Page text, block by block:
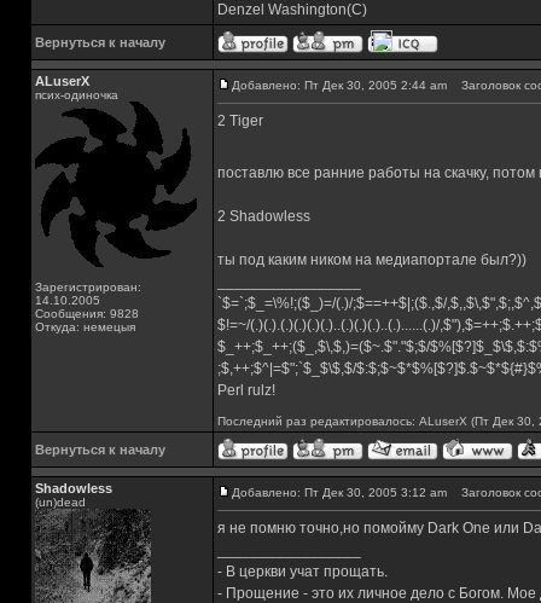
Denzel Washington(C)
Вернуться к началу
ALuserX
псих-одиночка
Зарегистрирован:
14.10.2005
Сообщения: 9828
Откуда: немецыя
Добавлено: Пт Дек 30, 2005 2:44 am Заголовок
2 Tiger
поставлю все ранние работы на скачку,
2 Shadowless
ты под каким ником на медиапортале был?))
`$=`;$_=\%!;($_)=/(.)/;$==++$|;($.,$/
$!=~/(.)(.).(.)(.)(.)(.)..(.)(.)(.)..(.)......(.)/
$_++;$_++;($_,$\,$,)=($~.$"."$;$/
;$,++;$^|=$";`$_$\$,$/
Perl rulz!
Последний раз редактировалось: ALuserX (Пт Дек 30,
Вернуться к началу
Shadowless
(un)dead
Добавлено: Пт Дек 30, 2005 3:12 am Заголовок
я не помню точно,но помойму Dark One или
- В церкви учат прощать.
- Прощение - это их личное дело с Богом. Мое